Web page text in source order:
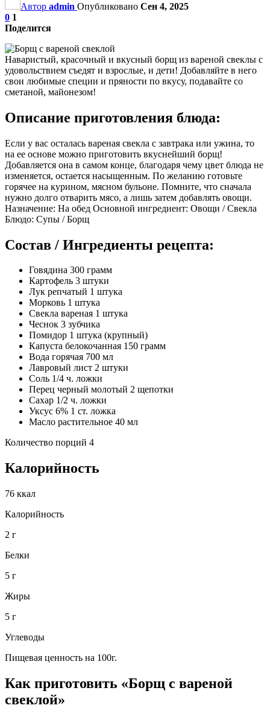
Автор admin Опубликовано Сен 4, 2025
0 1
Поделится
Наваристый, красочный и вкусный борщ из вареной свеклы с
удовольствием съедят и взрослые, и дети! Добавляйте в него
свои любимые специи и пряности по вкусу, подавайте со
сметаной, майонезом!
Описание приготовления блюда:
Если у вас осталась вареная свекла с завтрака или ужина, то
на ее основе можно приготовить вкуснейший борщ!
Добавляется она в самом конце, благодаря чему цвет блюда не
изменяется, остается насыщенным. По желанию готовьте
горячее на курином, мясном бульоне. Помните, что сначала
нужно долго отварить мясо, а лишь затем добавлять овощи.
Назначение: На обед Основной ингредиент: Овощи / Свекла
Блюдо: Супы / Борщ
Состав / Ингредиенты рецепта:
Говядина 300 грамм
Картофель 3 штуки
Лук репчатый 1 штука
Морковь 1 штука
Свекла вареная 1 штука
Чеснок 3 зубчика
Помидор 1 штука (крупный)
Капуста белокочанная 150 грамм
Вода горячая 700 мл
Лавровый лист 2 штуки
Соль 1/4 ч. ложки
Перец черный молотый 2 щепотки
Сахар 1/2 ч. ложки
Уксус 6% 1 ст. ложка
Масло растительное 40 мл
Количество порций 4
Калорийность
76 ккал
Калорийность
2 г
Белки
5 г
Жиры
5 г
Углеводы
Пищевая ценность на 100г.
Как приготовить «Борщ с вареной
свеклой»